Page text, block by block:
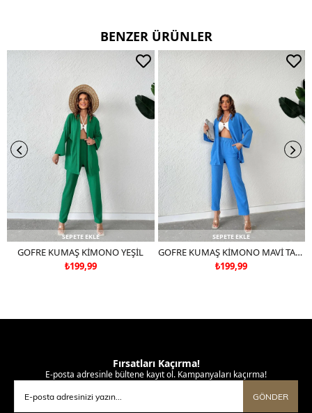
BENZER ÜRÜNLER
SEPETE EKLE
GOFRE KUMAŞ KİMONO YEŞİL
₺199,99
SEPETE EKLE
GOFRE KUMAŞ KİMONO MAVİ TAKIM DEĞİLDİR
₺199,99
Fırsatları Kaçırma!
E-posta adresinle bültene kayıt ol. Kampanyaları kaçırma!
GÖNDER